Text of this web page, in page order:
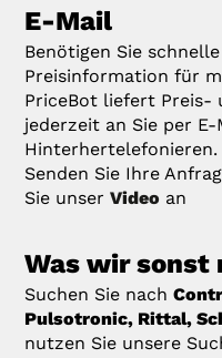
E-Mail
Benötigen Sie
Preisinformation für
PriceBot liefert Preis-
jederzeit an Sie per
Hinterhertelefonieren.
Senden Sie Ihre
Sie unserVideo an
Was wir sonst
Suchen Sie nach
Pulsotronic, Rittal,
nutzen Sie unsere